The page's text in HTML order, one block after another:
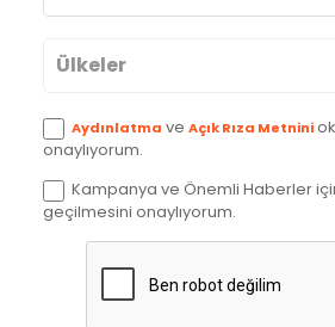
Ülkeler
Avustralya
Kanada
İngiltere
Amerika
Aydınlatma ve Açık Rıza Metnini
onaylıyorum.
Kampanya ve Önemli Haberler
geçilmesini onaylıyorum.